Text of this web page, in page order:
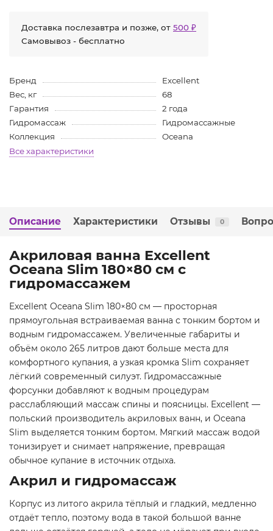
Доставка послезавтра и позже, от 500 ₽
Самовывоз - бесплатно
Бренд
Excellent
Вес, кг
68
Гарантия
2 года
Гидромассаж
Гидромассажные
Коллекция
Oceana
Все характеристики
Описание Характеристики Отзывы 0
Акриловая ванна Excellent
Oceana Slim 180×80 см с
гидромассажем
Excellent Oceana Slim 180×80 см — просторная
прямоугольная встраиваемая ванна с тонким бортом и
водным гидромассажем. Увеличенные габариты и
объём около 265 литров дают больше места для
комфортного купания, а узкая кромка Slim сохраняет
лёгкий современный силуэт. Гидромассажные
форсунки добавляют к водным процедурам
расслабляющий массаж спины и поясницы. Excellent —
польский производитель акриловых ванн, и Oceana
Slim выделяется тонким бортом. Мягкий массаж водой
тонизирует и снимает напряжение, превращая
обычное купание в источник отдыха.
Акрил и гидромассаж
Корпус из литого акрила тёплый и гладкий, медленно
отдаёт тепло, поэтому вода в такой большой ванне